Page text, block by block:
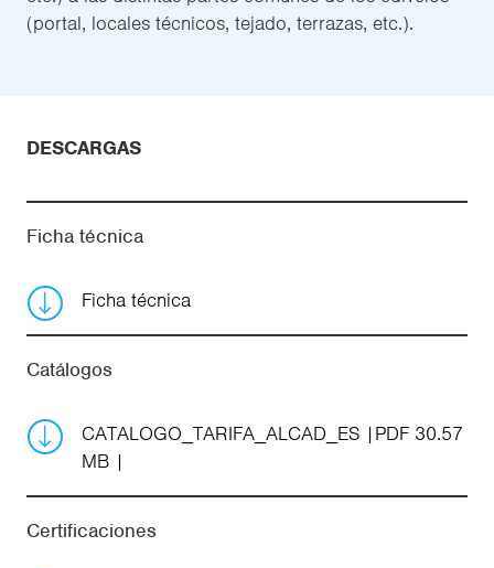
(portal, locales técnicos, tejado, terrazas, etc.).
DESCARGAS
Ficha técnica
Ficha técnica
Catálogos
CATALOGO_TARIFA_ALCAD_ES
PDF 30.57
MB
Certificaciones